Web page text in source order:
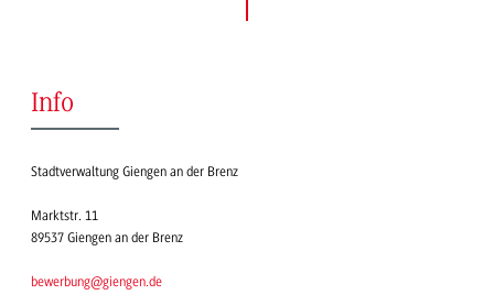
Info
Stadtverwaltung Giengen an der Brenz
Marktstr. 11
89537 Giengen an der Brenz
bewerbung@giengen.de